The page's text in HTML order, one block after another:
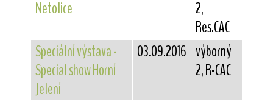
Netolice
2,
Res.CAC
Speciální výstava -
Special show Horní
Jelení
03.09.2016 výborný
2, R-CAC